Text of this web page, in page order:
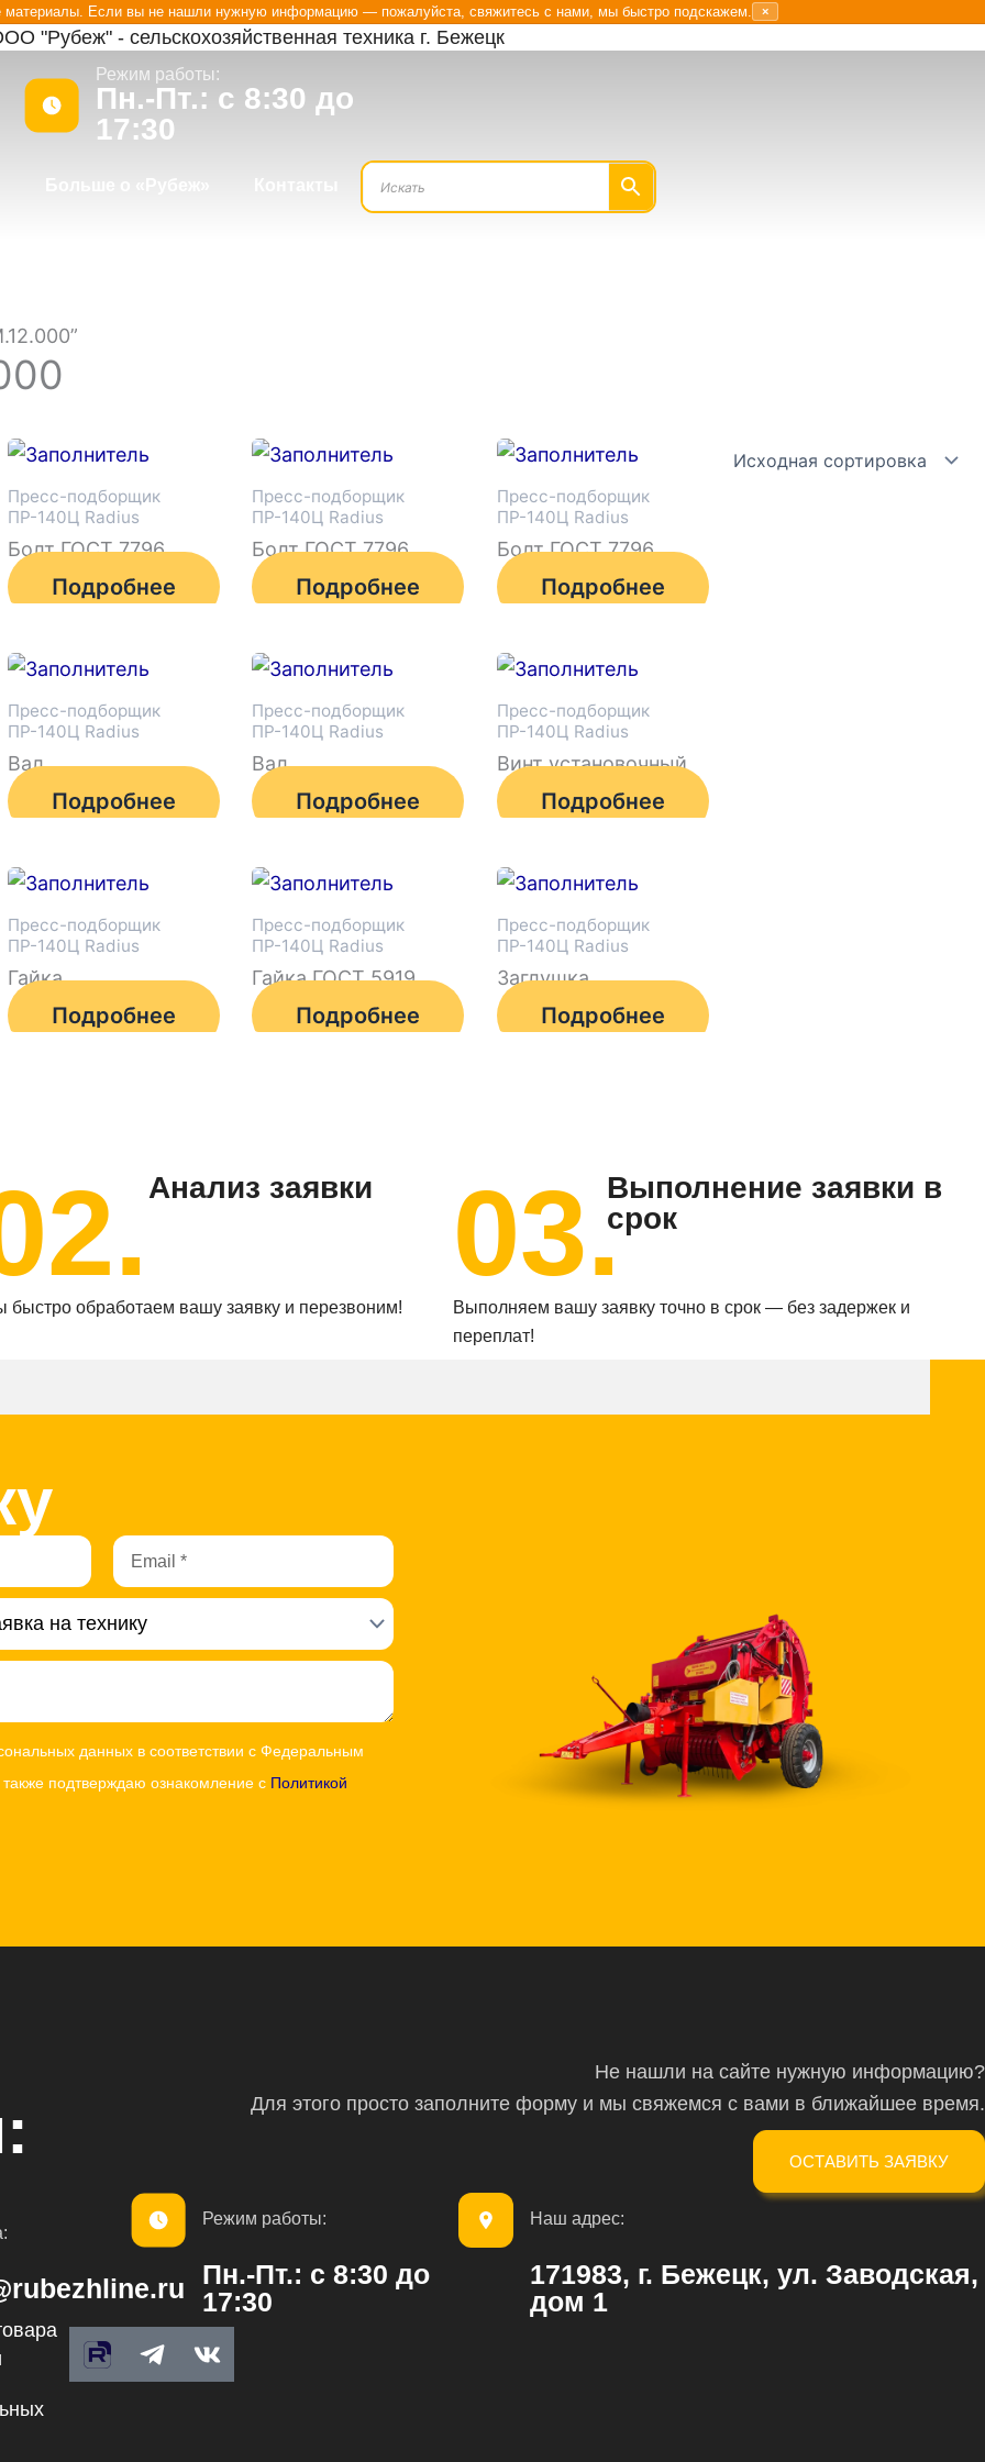
Если вы не нашли нужную информацию — пожалуйста, свяжитесь с нами, мы быстро подскажем. ×
"Рубеж" - сельскохозяйственная техника г. Бежецк
Режим работы:
Пн.-Пт.: с 8:30 до
17:30
Пресс-подборщик
ПР-140Ц Radius
Болт ГОСТ 7796
Подробнее
Пресс-подборщик
ПР-140Ц Radius
Болт ГОСТ 7796
Подробнее
Пресс-подборщик
ПР-140Ц Radius
Болт ГОСТ 7796
Подробнее
Пресс-подборщик
ПР-140Ц Radius
Вал
Подробнее
Пресс-подборщик
ПР-140Ц Radius
Вал
Подробнее
Пресс-подборщик
ПР-140Ц Radius
Винт установочный
Подробнее
Пресс-подборщик
ПР-140Ц Radius
Гайка
Подробнее
Пресс-подборщик
ПР-140Ц Radius
Гайка ГОСТ 5919
Подробнее
Пресс-подборщик
ПР-140Ц Radius
Заглушка
Подробнее
Анализ заявки
быстро обработаем вашу заявку и перезвоним!
03.Выполнение заявки в
срок
Выполняем вашу заявку точно в срок — без задержек и
переплат!
Email
данных в соответствии с Федеральным
подтверждаю ознакомление с Политикой
Не нашли на сайте нужную информацию?
Для этого просто заполните форму и мы свяжемся с вами в ближайшее время.
ОСТАВИТЬ ЗАЯВКУ
Режим работы:
Пн.-Пт.: с 8:30 до
17:30
Наш адрес:
171983, г. Бежецк, ул. Заводская,
дом 1
T
e
V
k